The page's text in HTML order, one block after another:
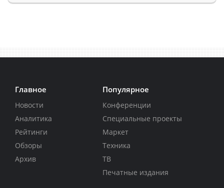
Главное
Новости
Аналитика
Рейтинги
Обзоры
Архив
Популярное
Конференции
Специальные проекты
Маркет
Техника
ТВ
Печатные издания